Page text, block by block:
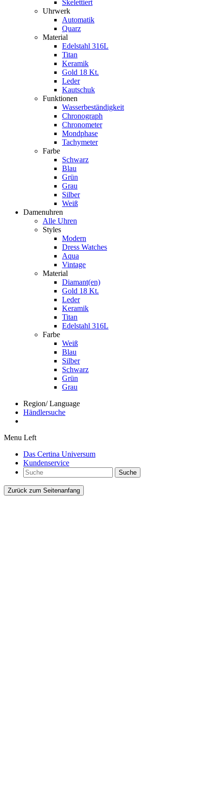
Skelettiert
Uhrwerk
Automatik
Quarz
Material
Edelstahl 316L
Titan
Keramik
Gold 18 Kt.
Leder
Kautschuk
Funktionen
Wasserbeständigkeit
Chronograph
Chronometer
Mondphase
Tachymeter
Farbe
Schwarz
Blau
Grün
Grau
Silber
Weiß
Damenuhren
Alle Uhren
Styles
Modern
Dress Watches
Aqua
Vintage
Material
Diamant(en)
Gold 18 Kt.
Leder
Keramik
Titan
Edelstahl 316L
Farbe
Weiß
Blau
Silber
Schwarz
Grün
Grau
Region/ Language
Händlersuche
Menu Left
Das Certina Universum
Kundenservice
Suche
Zurück zum Seitenanfang